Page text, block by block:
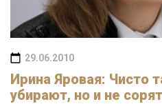
29.06.2010
Ирина Яровая: Чисто
убирают, но и не сорят